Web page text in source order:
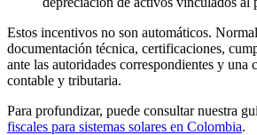
Estos incentivos no son automáticos.
documentación técnica, certificaciones,
ante las autoridades correspondientes y una
contable y tributaria.
Para profundizar, puede consultar nuestra
fiscales para sistemas solares en Colombia.